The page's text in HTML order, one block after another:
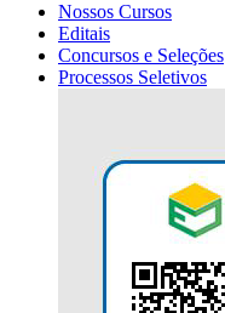
Nossos Cursos
Editais
Concursos e Seleções
Processos Seletivos